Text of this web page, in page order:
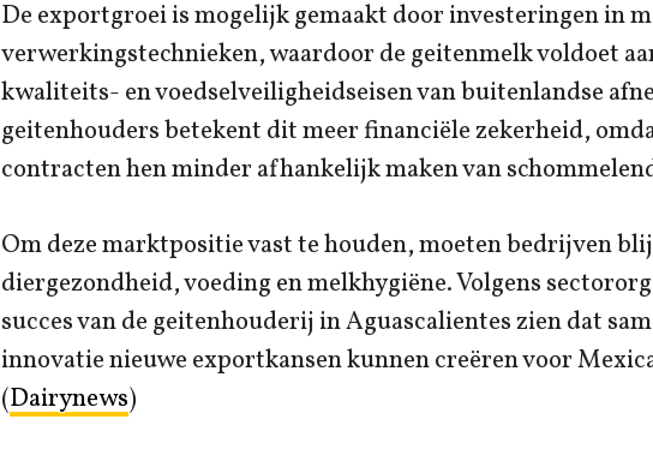
De exportgroei is mogelijk gemaakt door investeringen in
verwerkingstechnieken, waardoor de geitenmelk voldoet
kwaliteits- en voedselveiligheidseisen van buitenlandse
geitenhouders betekent dit meer financiële zekerheid,
contracten hen minder afhankelijk maken van
Om deze marktpositie vast te houden, moeten bedrijven
diergezondheid, voeding en melkhygiëne. Volgens
succes van de geitenhouderij in Aguascalientes zien dat
innovatie nieuwe exportkansen kunnen creëren voor
(Dairynews)